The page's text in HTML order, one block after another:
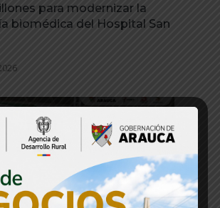
para modernizar la
biomédica del Hospital San